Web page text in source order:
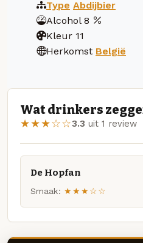
Type Abdijbier
Alcohol 8
Kleur 11
Herkomst België
Wat drinkers
★★★☆☆3.3 uit 1 review
De Hopfan
Smaak: ★★★☆☆